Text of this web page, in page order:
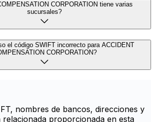
CORPORATION tiene varias
sucursales?
el código SWIFT incorrecto para ACCIDENT
CORPORATION?
nombres de bancos, direcciones y
proporcionada en esta